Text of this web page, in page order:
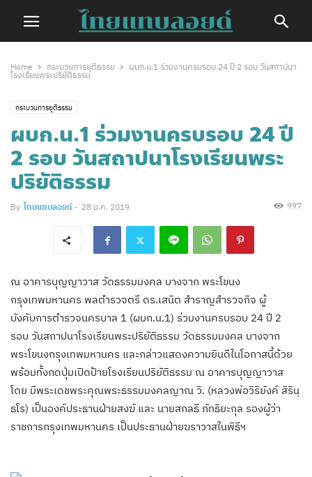
Home กระบวนการยุติธรรม
ผบก.น.1​ ร่วมงานครบรอบ 24 ปี 2 รอบ วันสถาปนา
โรงเรียนพระปริยัติธรรม​
กระบวนการยุติธรรม
ผบก.น.1​ ร่วมงานครบรอบ 24 ปี
2 รอบ วันสถาปนาโรงเรียนพระ
ปริยัติธรรม​
By ไทยแทบลอยด์ - 28 ม.ค. 2019 997
ณ อาคารบุญญาวาส​ วัดธรรมมงคล บางจาก พระโขนง
กรุงเทพมหานคร พล​ตำรวจ​ตรี​ ดร.เสนิต สำราญสำรวจกิจ ผู้​
บังคับการ​ตำรวจ​นครบาล​ 1​ (ผบก.น.1)​ ร่วมงานครบรอบ 24 ปี 2
รอบ วันสถาปนาโรงเรียนพระปริยัติธรรม​ วัดธรรมมงคล บางจาก
พระโขนงกรุงเทพมหานคร และกล่าวแสดงความยินดีในโอกาสนี้ด้วย
พร้อมทั้งกดปุ่มเปิดป้ายโรงเรียนปริยัติธรรม ณ อาคารบุญญาวาส
โดย มีพระเดชพระคุณพระธรรมมงคลญาณ วิ. (หลวงพ่อวิริยังค์ สิรินฺ
ธโร) เป็นองค์ประธานฝ่ายสงฆ์ และ นายสกลธี ภัทธิยะกุล รองผู้ว่า
ราชการกรุงเทพมหานคร เป็นประธานฝ่ายฆราวาสในพิธีฯ